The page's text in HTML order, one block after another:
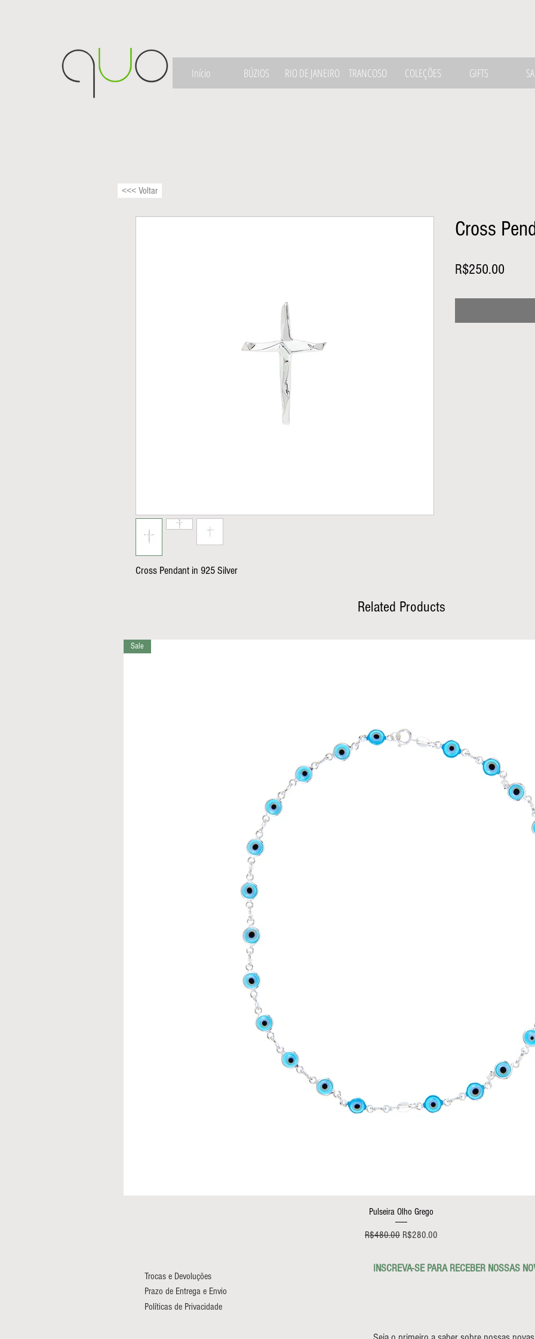
Início BÚZIOS RIO DE JANEIRO TRANCOSO COLEÇÕES GIFTS
Cross Pendant in 925 Silver
Cross
R$250.00
<<< Voltar
Related Products
Quick View
Sale
Pulseira Olho Grego
Regular Price
R$480.00 Sale Price
R$280.00
Trocas e Devoluções
Prazo de Entrega e Envio
Políticas de Privacidade
INSCREVA-SE PARA RECEBER NOSSAS